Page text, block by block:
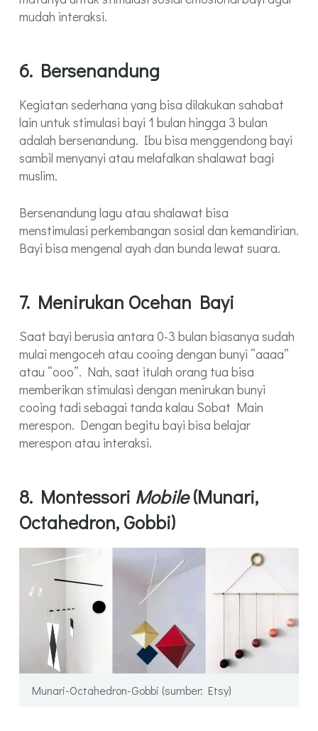
mudah interaksi.
6. Bersenandung
Kegiatan sederhana yang bisa dilakukan sahabat
lain untuk stimulasi bayi 1 bulan hingga 3 bulan
adalah bersenandung. Ibu bisa menggendong bayi
sambil menyanyi atau melafalkan shalawat bagi
muslim.
Bersenandung lagu atau shalawat bisa
menstimulasi perkembangan sosial dan kemandirian.
Bayi bisa mengenal ayah dan bunda lewat suara.
7. Menirukan Ocehan Bayi
Saat bayi berusia antara 0-3 bulan biasanya sudah
mulai mengoceh atau cooing dengan bunyi “aaaa”
atau “ooo”. Nah, saat itulah orang tua bisa
memberikan stimulasi dengan menirukan bunyi
cooing tadi sebagai tanda kalau Sobat Main
merespon. Dengan begitu bayi bisa belajar
merespon atau interaksi.
8. Montessori Mobile(Munari,
Octahedron, Gobbi)
Munari-Octahedron-Gobbi (sumber: Etsy)